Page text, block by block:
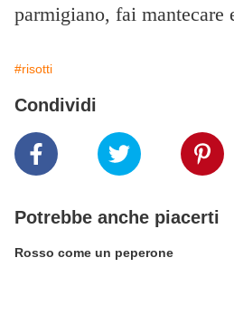
parmigiano, fai mantecare
#risotti
Condividi
Potrebbe anche piacerti
Rosso come un peperone